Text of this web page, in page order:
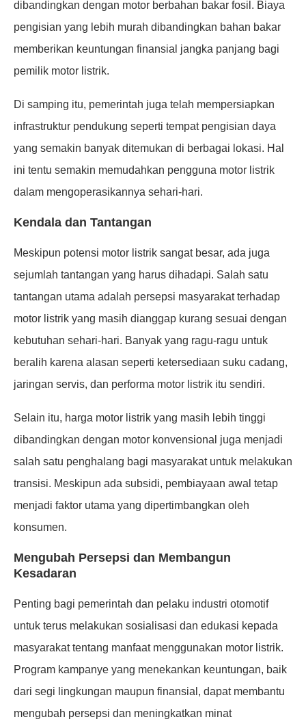
dibandingkan dengan motor berbahan bakar fosil. Biaya
pengisian yang lebih murah dibandingkan bahan bakar
memberikan keuntungan finansial jangka panjang bagi
pemilik motor listrik.
Di samping itu, pemerintah juga telah mempersiapkan
infrastruktur pendukung seperti tempat pengisian daya
yang semakin banyak ditemukan di berbagai lokasi. Hal
ini tentu semakin memudahkan pengguna motor listrik
dalam mengoperasikannya sehari-hari.
Kendala dan Tantangan
Meskipun potensi motor listrik sangat besar, ada juga
sejumlah tantangan yang harus dihadapi. Salah satu
tantangan utama adalah persepsi masyarakat terhadap
motor listrik yang masih dianggap kurang sesuai dengan
kebutuhan sehari-hari. Banyak yang ragu-ragu untuk
beralih karena alasan seperti ketersediaan suku cadang,
jaringan servis, dan performa motor listrik itu sendiri.
Selain itu, harga motor listrik yang masih lebih tinggi
dibandingkan dengan motor konvensional juga menjadi
salah satu penghalang bagi masyarakat untuk melakukan
transisi. Meskipun ada subsidi, pembiayaan awal tetap
menjadi faktor utama yang dipertimbangkan oleh
konsumen.
Mengubah Persepsi dan Membangun
Kesadaran
Penting bagi pemerintah dan pelaku industri otomotif
untuk terus melakukan sosialisasi dan edukasi kepada
masyarakat tentang manfaat menggunakan motor listrik.
Program kampanye yang menekankan keuntungan, baik
dari segi lingkungan maupun finansial, dapat membantu
mengubah persepsi dan meningkatkan minat